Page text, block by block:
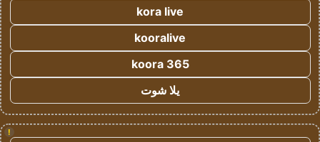
kora live
kooralive
koora 365
يلا شوت
!